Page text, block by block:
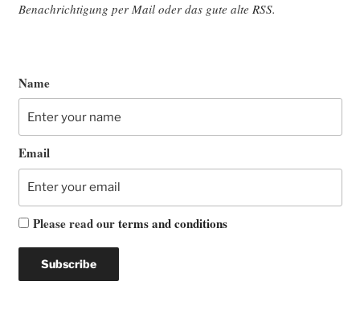
Benach­rich­ti­gung per Mail oder das gute alte RSS.
Name
Email
Please read ourterms and conditions